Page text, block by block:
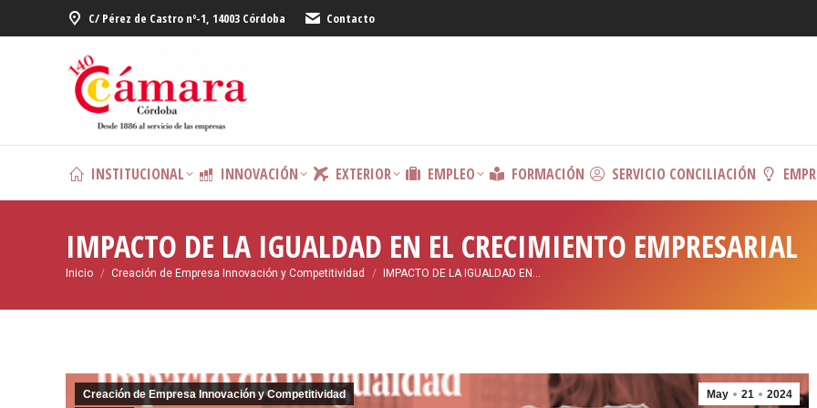
C/ Pérez de Castro nº-1, 14003 Córdoba Contacto
INSTITUCIONAL INNOVACIÓN EXTERIOR EMPLEO FORMACIÓN SERVICIO CONCILIACIÓN
IMPACTO DE LA IGUALDAD EN EL CRECIMIENTO EMPRESARIAL
Estás aquí:
Inicio Creación de Empresa Innovación y Competitividad IMPACTO DE LA IGUALDAD EN…
May 21 2024
Creación de Empresa Innovación y Competitividad